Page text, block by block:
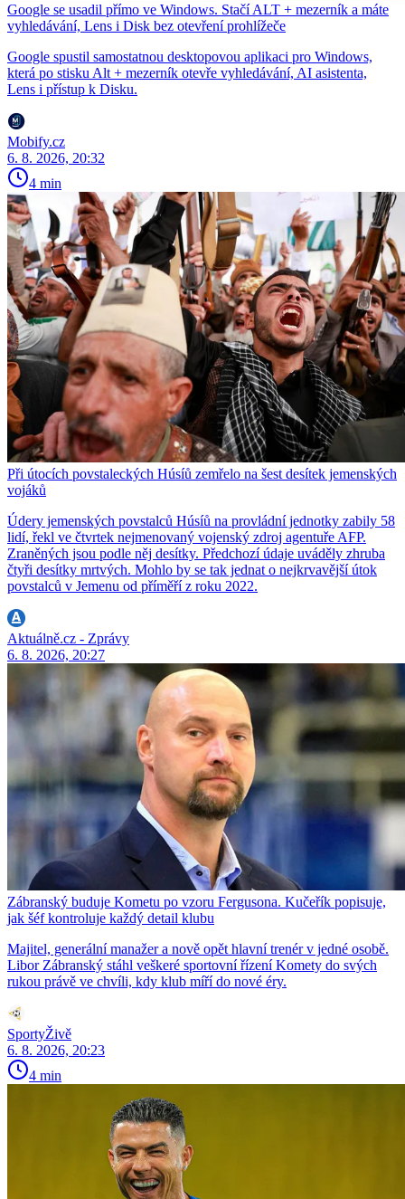
Google se usadil přímo ve Windows. Stačí ALT + mezerník a máte
vyhledávání, Lens i Disk bez otevření prohlížeče
Google spustil samostatnou desktopovou aplikaci pro Windows,
která po stisku Alt + mezerník otevře vyhledávání, AI asistenta,
Lens i přístup k Disku.
Mobify.cz
6. 8. 2026, 20:32
4 min
Při útocích povstaleckých Húsíů zemřelo na šest desítek jemenských
vojáků
Údery jemenských povstalců Húsíů na provládní jednotky zabily 58
lidí, řekl ve čtvrtek nejmenovaný vojenský zdroj agentuře AFP.
Zraněných jsou podle něj desítky. Předchozí údaje uváděly zhruba
čtyři desítky mrtvých. Mohlo by se tak jednat o nejkrvavější útok
povstalců v Jemenu od příměří z roku 2022.
Aktuálně.cz - Zprávy
6. 8. 2026, 20:27
Zábranský buduje Kometu po vzoru Fergusona. Kučeřík popisuje,
jak šéf kontroluje každý detail klubu
Majitel, generální manažer a nově opět hlavní trenér v jedné osobě.
Libor Zábranský stáhl veškeré sportovní řízení Komety do svých
rukou právě ve chvíli, kdy klub míří do nové éry.
SportyŽivě
6. 8. 2026, 20:23
4 min